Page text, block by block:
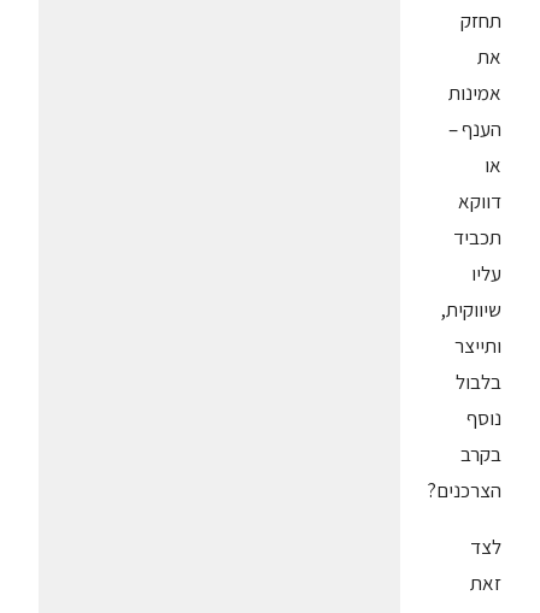
תחזק
את
אמינות
הענף –
או
דווקא
תכביד
עליו
שיווקית,
ותייצר
בלבול
נוסף
בקרב
הצרכנים?
לצד
זאת